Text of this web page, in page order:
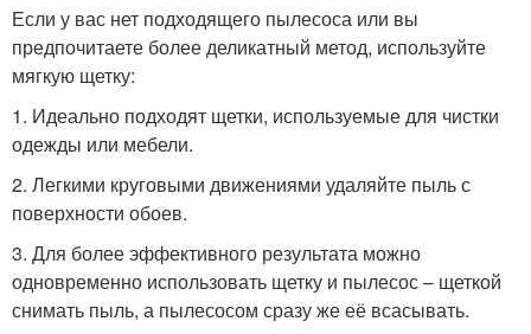
Если у вас нет подходящего пылесоса или вы
предпочитаете более деликатный метод, используйте
мягкую щетку:
1. Идеально подходят щетки, используемые для чистки
одежды или мебели.
2. Легкими круговыми движениями удаляйте пыль с
поверхности обоев.
3. Для более эффективного результата можно
одновременно использовать щетку и пылесос – щеткой
снимать пыль, а пылесосом сразу же её всасывать.